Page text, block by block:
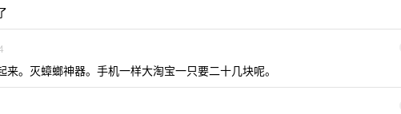
。灭蟑螂神器。手机一样大淘宝一只要二十几块呢。